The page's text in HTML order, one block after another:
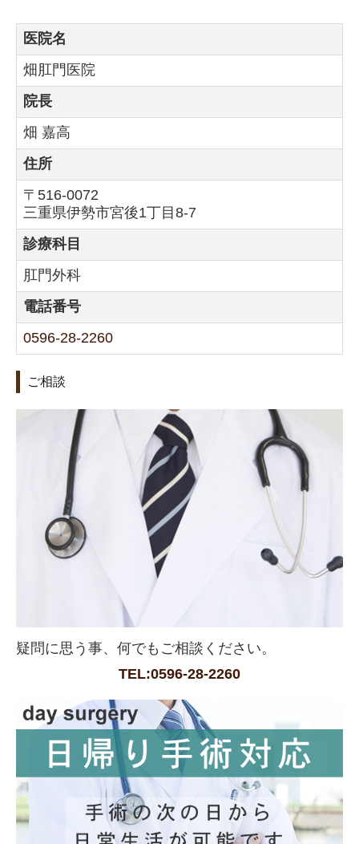
医院名
畑肛門医院
院長
畑 嘉高
住所
〒516-0072
三重県伊勢市宮後1丁目8-7
診療科目
肛門外科
電話番号
0596-28-2260
ご相談
疑問に思う事、何でもご相談ください。
TEL:0596-28-2260